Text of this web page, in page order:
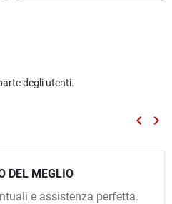
degli utenti.
keyboard_arrow_left keyboard_arrow_right
DEL MEGLIO
e assistenza perfetta.